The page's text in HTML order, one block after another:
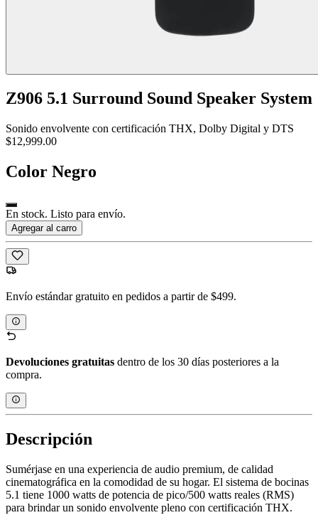
Z906 5.1 Surround Sound Speaker System
Sonido envolvente con certificación THX, Dolby Digital y DTS
$12,999.00
Color Negro
En stock. Listo para envío.
Agregar al carro
Envío estándar gratuito en pedidos a partir de $499.
Devoluciones gratuitas dentro de los 30 días posteriores a la
compra.
Descripción
Sumérjase en una experiencia de audio premium, de calidad
cinematográfica en la comodidad de su hogar. El sistema de bocinas
5.1 tiene 1000 watts de potencia de pico/500 watts reales (RMS)
para brindar un sonido envolvente pleno con certificación THX.